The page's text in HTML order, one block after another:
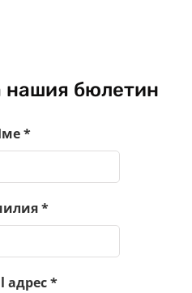
нашия бюлетин
*
*
адрес*